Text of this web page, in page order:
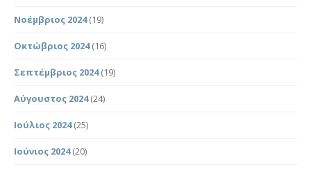
Νοέμβριος 2024(19)
Οκτώβριος 2024(16)
Σεπτέμβριος 2024(19)
Αύγουστος 2024(24)
Ιούλιος 2024(25)
Ιούνιος 2024(20)